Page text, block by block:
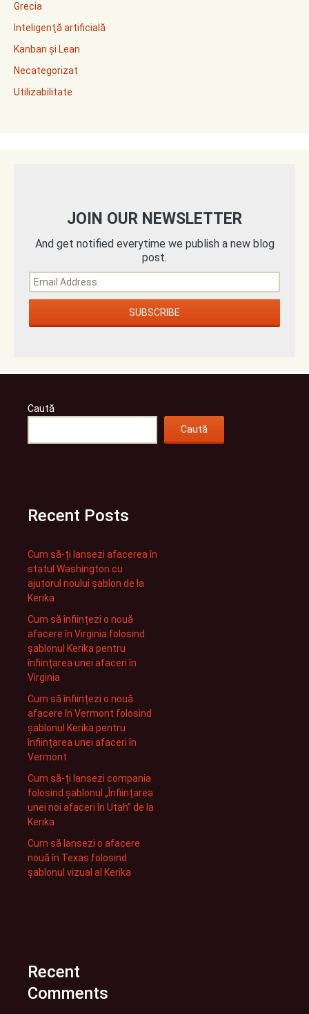
Grecia
Inteligenţă artificială
Kanban și Lean
Necategorizat
Utilizabilitate
JOIN OUR NEWSLETTER
And get notified everytime we publish a new blog
post.
Caută
Caută
Recent Posts
Cum să-ți lansezi afacerea în
statul Washington cu
ajutorul noului șablon de la
Kerika
Cum să înființezi o nouă
afacere în Virginia folosind
șablonul Kerika pentru
înființarea unei afaceri în
Virginia
Cum să înființezi o nouă
afacere în Vermont folosind
șablonul Kerika pentru
înființarea unei afaceri în
Vermont
Cum să-ți lansezi compania
folosind șablonul „Înființarea
unei noi afaceri în Utah” de la
Kerika
Cum să lansezi o afacere
nouă în Texas folosind
șablonul vizual al Kerika
Recent
Comments